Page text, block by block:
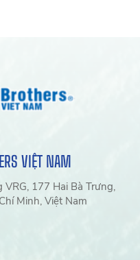
VIỆT NAM
177 Hai Bà Trưng,
Minh, Việt Nam